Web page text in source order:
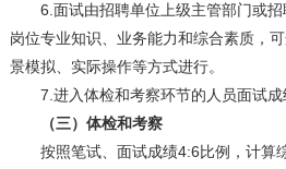
6.面试由招聘单位上级主管部门或招
岗位专业知识、业务能力和综合素质，
景模拟、实际操作等方式进行。
7.进入体检和考察环节的人员面试成
（三）体检和考察
按照笔试、面试成绩4:6比例，计算